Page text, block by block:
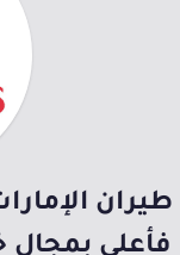
طيران
فأعلى بمجال